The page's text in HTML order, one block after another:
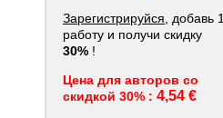
Зарегистрируйся , добавь 1
работу и получи скидку
30% !
Цена для авторов со
скидкой 30% : 4,54 €